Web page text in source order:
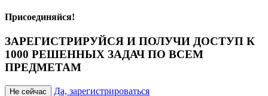
Присоединяйся!
ЗАРЕГИСТРИРУЙСЯ И ПОЛУЧИ ДОСТУП К
1000 РЕШЕННЫХ ЗАДАЧ ПО ВСЕМ
ПРЕДМЕТАМ
Не сейчас Да, зарегистрироваться